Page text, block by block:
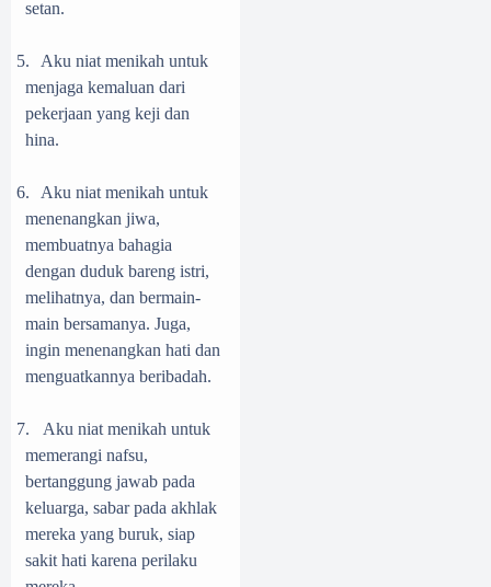
setan.
5.
Aku niat menikah untuk
menjaga kemaluan dari
pekerjaan yang keji dan
hina.
6.
Aku niat menikah untuk
menenangkan jiwa,
membuatnya bahagia
dengan duduk bareng istri,
melihatnya, dan bermain-
main bersamanya. Juga,
ingin menenangkan hati dan
menguatkannya beribadah.
7.
Aku niat menikah untuk
memerangi nafsu,
bertanggung jawab pada
keluarga, sabar pada akhlak
mereka yang buruk, siap
sakit hati karena perilaku